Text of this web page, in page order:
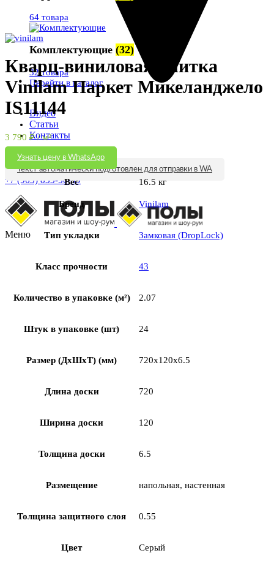
64 товара
Комплектующие (32)
32 товара
Перейти в каталог
Видео
Статьи
Контакты
+7 (963) 833-50-99
Меню
Увеличить
Кварц-виниловая плитка
Vinilam Паркет Микеланджело
IS11144
3 790 ₽/ м²
Узнать цену в WhatsApp
Текст автоматически подготовлен для отправки в WA
Вес 16.5 кг
Бренд Vinilam
Тип укладки Замковая (DropLock)
Класс прочности 43
Количество в упаковке (м²) 2.07
Штук в упаковке (шт) 24
Размер (ДхШхТ) (мм) 720x120x6.5
Длина доски 720
Ширина доски 120
Толщина доски 6.5
Размещение напольная, настенная
Толщина защитного слоя 0.55
Цвет Серый